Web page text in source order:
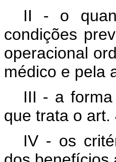
II - o
condições
operacional
médico e pela
III - a
que trata o art.
IV - os